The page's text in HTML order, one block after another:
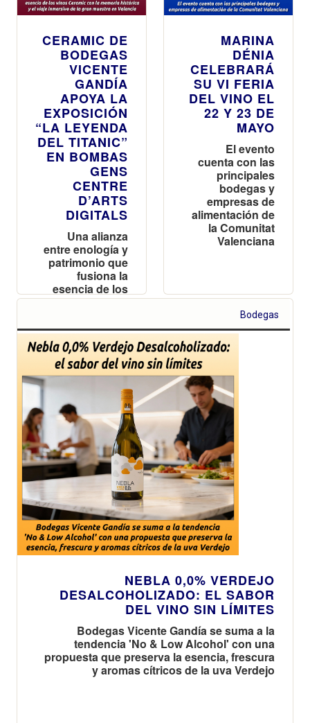
CERAMIC DE
BODEGAS
VICENTE
GANDÍA
APOYA LA
EXPOSICIÓN
“LA LEYENDA
DEL TITANIC”
EN BOMBAS
GENS
CENTRE
D’ARTS
DIGITALS
Una alianza
entre enología y
patrimonio que
fusiona la
esencia de los
vinos Ceramic
histórica y el
viaje inmersivo
de la gran
muestra en
Valencia
MARINA
DÉNIA
CELEBRARÁ
SU VI FERIA
DEL VINO EL
22 Y 23 DE
MAYO
El evento
cuenta con las
principales
bodegas y
empresas de
alimentación de
la Comunitat
Valenciana
Bodegas
NEBLA 0,0% VERDEJO
DESALCOHOLIZADO: EL SABOR
DEL VINO SIN LÍMITES
Bodegas Vicente Gandía se suma a la
tendencia 'No & Low Alcohol' con una
propuesta que preserva la esencia, frescura
y aromas cítricos de la uva Verdejo